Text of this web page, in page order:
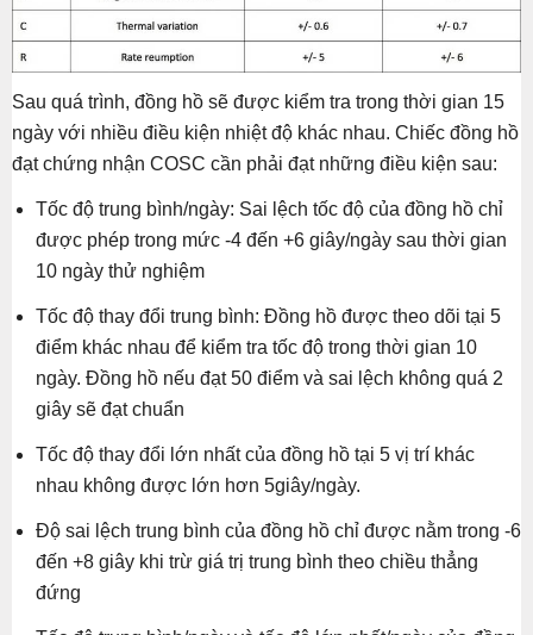
Sau quá trình, đồng hồ sẽ được kiểm tra trong thời gian 15
ngày với nhiều điều kiện nhiệt độ khác nhau. Chiếc đồng hồ
đạt chứng nhận COSC cần phải đạt những điều kiện sau:
Tốc độ trung bình/ngày: Sai lệch tốc độ của đồng hồ chỉ
được phép trong mức -4 đến +6 giây/ngày sau thời gian
10 ngày thử nghiệm
Tốc độ thay đổi trung bình: Đồng hồ được theo dõi tại 5
điểm khác nhau để kiểm tra tốc độ trong thời gian 10
ngày. Đồng hồ nếu đạt 50 điểm và sai lệch không quá 2
giây sẽ đạt chuẩn
Tốc độ thay đổi lớn nhất của đồng hồ tại 5 vị trí khác
nhau không được lớn hơn 5giây/ngày.
Độ sai lệch trung bình của đồng hồ chỉ được nằm trong -6
đến +8 giây khi trừ giá trị trung bình theo chiều thẳng
đứng